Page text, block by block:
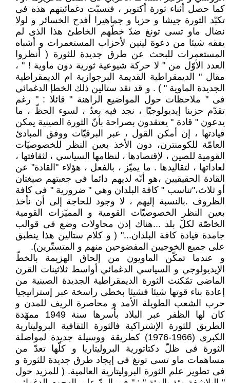
كما حصل أثناء ثورة أكتوبر ، فتسبّت دغمائيتهم هذه فى
تكبّد الثورة جيشا و حزبا و جماهيرا أفدح الخسائر و لولا
نضال ماو تسى تونغ ضدّ خطّهم الخاطئ هذا الذى لم
يفقه شيئا من دعوة لينين لأحزاب المستعمرات و أشباه
المستعمرات للبحث عن طرق جديدة للثورة ( أنظروا
العدد الأوّل من " لا حركة شيوعية ثورية دون ماوية ! " ،
مقال " الديمقراطية القديمة البرجوازية ام الديمقراطية
الجديدة الماوية " ) . و قد نقد ستالين ذلك الخطإ الدغمائي
فى " ملاحظات حول المواضيع الراهنة " قائلا : " رغم
تقدّم حزبنا إيديولوجيّا ، نجد فيه بعدُ ، لسوء الحظّ ، ما
يدعون " قادة " يعتقدون بصراحة بأنّ الثورة الصينية يمكن
قيادتها ، إن أمكن القول ، عبر البرقيّات ووفق المبادئ
العامّة للكومنترن، دون الأخذ بعين النظر للخصوصيّات
القومية للصين ، لإقتصادها ، لنظامها السياسي ، لثقافتها ،
لعاداتها ، لتقاليدها . ما يميّز ، بالفعل ، هؤلاء "القادة" عن
القادة الحقيقيين ،هو أنّه لديهم دائما فى جعبتهم صيغتان
أو ثلاث،"تناسب " كافة البلدان وهي " ضرورية " فى كافة
الظروف .بالنسبة إليهم ، لا وجود للحاجة إلى أن نأخذ
بعين النظر الخصوصيّات القومية و المميّزات القومية
الخاصّة لكلّ بلد ...هناك إذن محاولات وضع فى قوالب
جامدة قيادة كافة البلدان..." ( و كلام ستالين هذا ينطبق
على جميع الخوجيين المفضوحين منهم و المتستّرين).
و عندما تمكّن الماويون من إلحاق الهزيمة بالخطّ
الإيديولوجي و السياسي الدغمائي أواسط ثلاثينات القرن
الماضى تمّكنت الثورة الديمقراطية الجديدة الصينية من
إعادة بناء قوتها شيئا فشيئا بخطى راسخة عبر إستراتيجيا
حرب الشعب الطويلة الأمد و محاصرة الريف للمدن و
كان لها الظفر عبر البلاد بأسرها سنة 1949 ممهّدة
الطريق للثورة الإشتراكية فالثورة الثقافية البروليتارية
الكبرى (1966-1976) كطريقة ووسيلة جديدة لمواصلة
الثورة فى ظلّ دكتاتورية البروليتاريا و كلّها تعدّ من
مساهمات ماو تسى تونغ فى إيجاد طرق جديدة للثورة و
فى تطوير علم الثورة البروليتارية العالمية. ( للمزيد حول